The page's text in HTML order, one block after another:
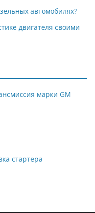
автомобилях?
двигателя своими
марки GM
стартера